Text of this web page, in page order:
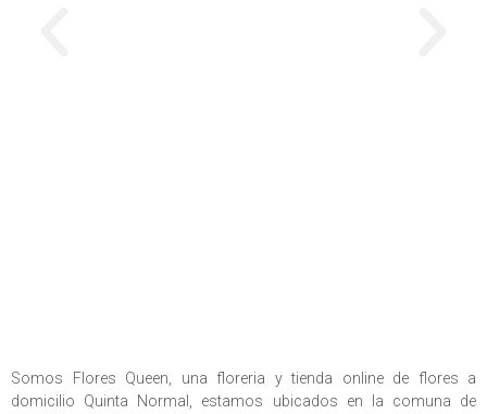
Somos Flores Queen, una floreria y tienda online de flores a
domicilio Quinta Normal, estamos ubicados en la comuna de